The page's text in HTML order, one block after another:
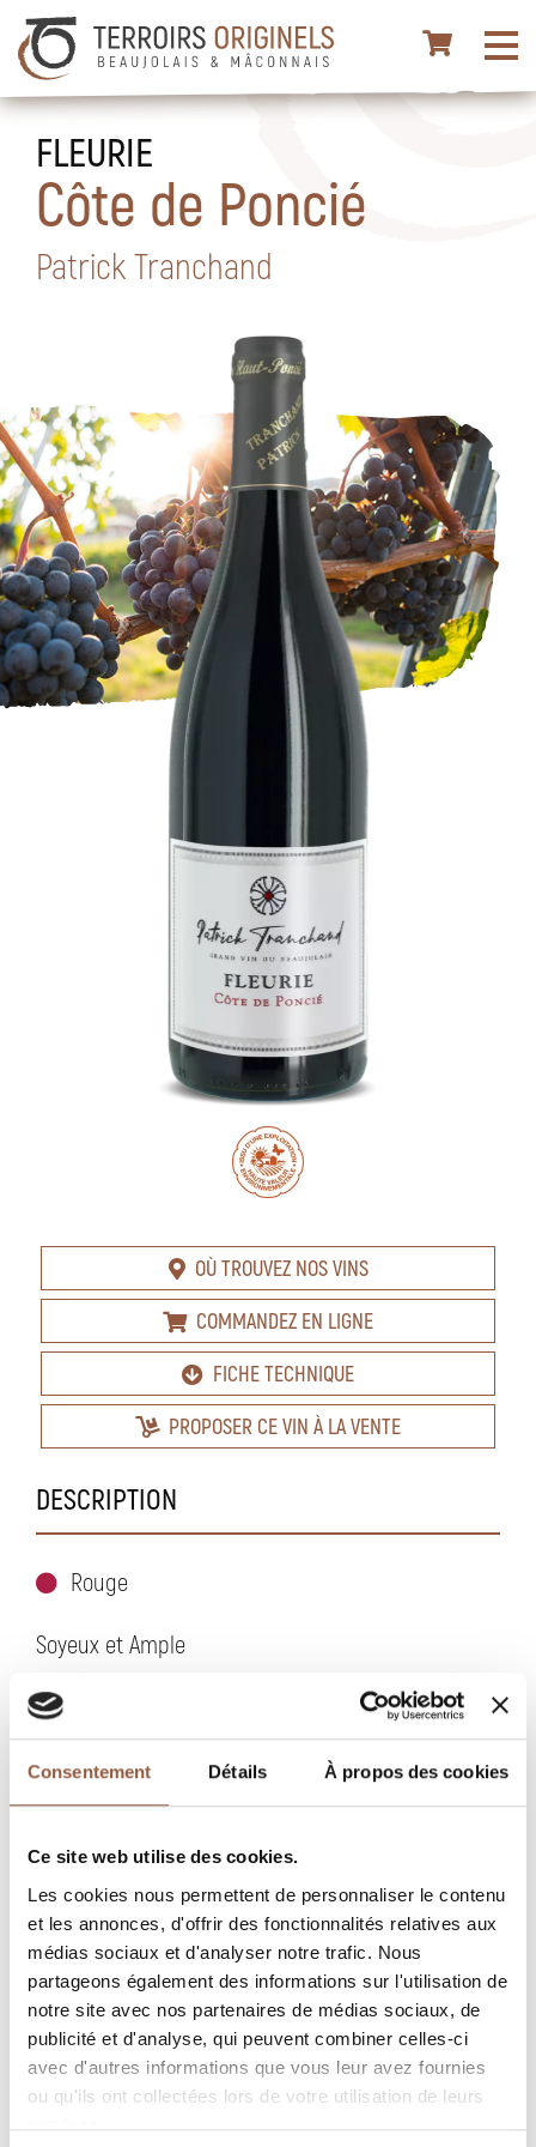
Consentement Détails À propos des cookies
Ce site web utilise des cookies.
Les cookies nous permettent de personnaliser le contenu
et les annonces, d'offrir des fonctionnalités relatives aux
médias sociaux et d'analyser notre trafic. Nous
partageons également des informations sur l'utilisation de
notre site avec nos partenaires de médias sociaux, de
publicité et d'analyse, qui peuvent combiner celles-ci
avec d'autres informations que vous leur avez fournies
ou qu'ils ont collectées lors de votre utilisation de leurs
services.
FLEURIE
Côte de Poncié
Patrick Tranchand
OÙ TROUVEZ NOS VINS
COMMANDEZ EN LIGNE
FICHE TECHNIQUE
PROPOSER CE VIN À LA VENTE
DESCRIPTION
Rouge
Soyeux et Ample
Frais élégant
J'ai créé mon propre domaine en 1994 avec l'aide
de mon frère et de mon père. Mon domaine est
C'est à 320 mètres d'altitude que les Gamay Noir
puisent dans le granite de Poncié. Le Cru Fleurie
est un des vins les plus élégants du Beaujolais. Il
se cultive dans un environnement verdoyant, au
coeur de sublimes lieux-dits et donne des vins
dont la robe rouge carmin donne un très bel effet.
CULTURE
Culture raisonnée, respect et développement de la